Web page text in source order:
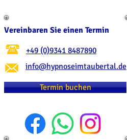
+49 (0)9341 8487890
info@hypnoseimtaubertal.de
Termin buchen
Vereinbaren Sie einen Termin